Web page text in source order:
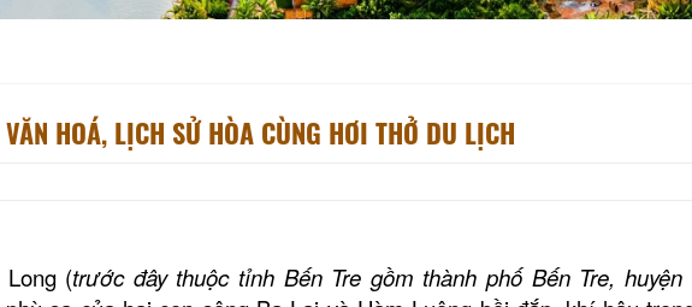
HOÁ, LỊCH SỬ HÒA CÙNG HƠI THỞ DU LỊCH
(trước đây thuộc tỉnh Bến Tre gồm thành phố Bến Tre, huyện